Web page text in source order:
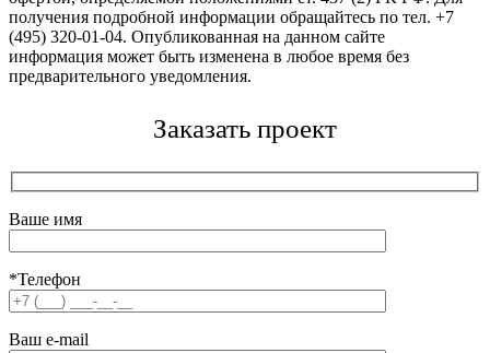
получения подробной информации обращайтесь по тел. +7
(495) 320-01-04. Опубликованная на данном сайте
информация может быть изменена в любое время без
предварительного уведомления.
Заказать проект
Ваше имя
*Телефон
Ваш e-mail